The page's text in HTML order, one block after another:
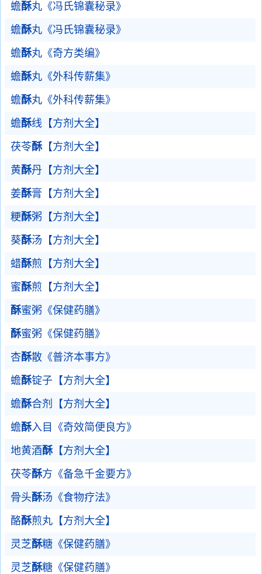
蟾酥丸《冯氏锦囊秘录》
蟾酥丸《冯氏锦囊秘录》
蟾酥丸《奇方类编》
蟾酥丸《外科传薪集》
蟾酥丸《外科传薪集》
蟾酥线【方剂大全】
茯苓酥【方剂大全】
黄酥丹【方剂大全】
姜酥膏【方剂大全】
粳酥粥【方剂大全】
葵酥汤【方剂大全】
蜡酥煎【方剂大全】
蜜酥煎【方剂大全】
酥蜜粥《保健药膳》
酥蜜粥《保健药膳》
杏酥散《普济本事方》
蟾酥锭子【方剂大全】
蟾酥合剂【方剂大全】
蟾酥入目《奇效简便良方》
地黄酒酥【方剂大全】
茯苓酥方《备急千金要方》
骨头酥汤《食物疗法》
酪酥煎丸【方剂大全】
灵芝酥糖《保健药膳》
灵芝酥糖《保健药膳》